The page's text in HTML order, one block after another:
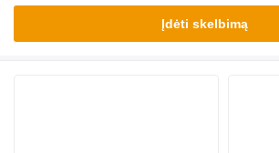
Įdėti skelbimą